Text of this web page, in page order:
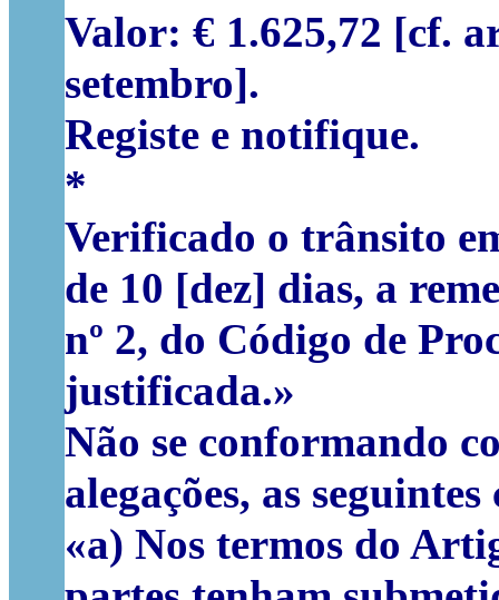
Valor: € 1.625,72 [cf.
setembro].
Registe e notifique.
*
Verificado o trânsito
de 10 [dez] dias, a
nº 2, do Código de
justificada.»
Não se conformando
alegações, as
«a) Nos termos do